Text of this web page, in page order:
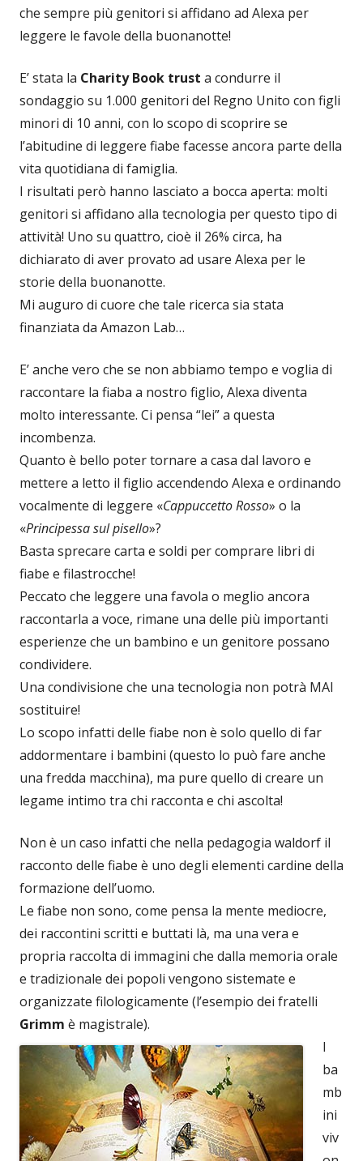
che sempre più genitori si affidano ad Alexa per
leggere le favole della buonanotte!
E’ stata la Charity Book trust a condurre il
sondaggio su 1.000 genitori del Regno Unito con figli
minori di 10 anni, con lo scopo di scoprire se
l’abitudine di leggere fiabe facesse ancora parte della
vita quotidiana di famiglia.
I risultati però hanno lasciato a bocca aperta: molti
genitori si affidano alla tecnologia per questo tipo di
attività! Uno su quattro, cioè il 26% circa, ha
dichiarato di aver provato ad usare Alexa per le
storie della buonanotte.
Mi auguro di cuore che tale ricerca sia stata
finanziata da Amazon Lab…
E’ anche vero che se non abbiamo tempo e voglia di
raccontare la fiaba a nostro figlio, Alexa diventa
molto interessante. Ci pensa “lei” a questa
incombenza.
Quanto è bello poter tornare a casa dal lavoro e
mettere a letto il figlio accendendo Alexa e ordinando
vocalmente di leggere «Cappuccetto Rosso» o la
«Principessa sul pisello»?
Basta sprecare carta e soldi per comprare libri di
fiabe e filastrocche!
Peccato che leggere una favola o meglio ancora
raccontarla a voce, rimane una delle più importanti
esperienze che un bambino e un genitore possano
condividere.
Una condivisione che una tecnologia non potrà MAI
sostituire!
Lo scopo infatti delle fiabe non è solo quello di far
addormentare i bambini (questo lo può fare anche
una fredda macchina), ma pure quello di creare un
legame intimo tra chi racconta e chi ascolta!
Non è un caso infatti che nella pedagogia waldorf il
racconto delle fiabe è uno degli elementi cardine della
formazione dell’uomo.
Le fiabe non sono, come pensa la mente mediocre,
dei raccontini scritti e buttati là, ma una vera e
propria raccolta di immagini che dalla memoria orale
e tradizionale dei popoli vengono sistemate e
organizzate filologicamente (l’esempio dei fratelli
Grimm è magistrale).
I
ba
mb
ini
viv